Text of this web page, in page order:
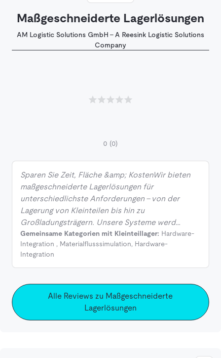
Maßgeschneiderte Lagerlösungen
AM Logistic Solutions GmbH - A Reesink Logistic Solutions
Company
0 (0)
Sparen Sie Zeit, Fläche &amp; KostenWir bieten
maßgeschneiderte Lagerlösungen für
unterschiedlichste Anforderungen – von der
Lagerung von Kleinteilen bis hin zu
Großladungsträgern. Unsere Systeme werd…
Gemeinsame Kategorien mit Kleinteillager: Hardware-
Integration , Materialflusssimulation, Hardware-
Integration
Alle Reviews zu Maßgeschneiderte
Lagerlösungen